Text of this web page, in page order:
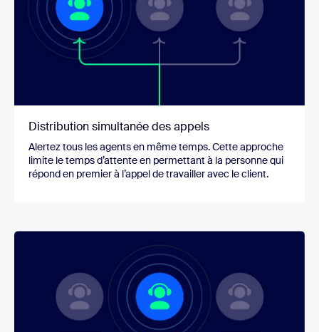
Distribution simultanée des appels
Alertez tous les agents en même temps. Cette approche
limite le temps d’attente en permettant à la personne qui
répond en premier à l’appel de travailler avec le client.